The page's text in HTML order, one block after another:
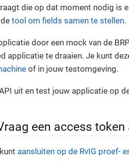
die op dat moment nodig is
tool om fields samen te stellen.
door een mock van de
applicatie te draaien. Je kunt
of in jouw testomgeving.
uit en test jouw applicatie op
een access
aansluiten op de RvIG proef-